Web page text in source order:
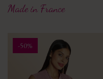
Made in France
-50%